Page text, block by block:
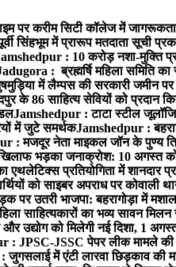
पर करीम सिटी कॉलेज में
सिंहभूम में प्रारूप मतदाता सूची
: 10 करोड़ नशा-मुक्ति
: ब्रह्मर्षि महिला समिति
में लैम्पस की सरकारी जमीन
86 साहित्य सेवियों को प्रदान
Jamshedpur : टाटा स्टील
में जुटे समर्थकJamshedpur :
: मजदूर नेता माइकल जॉन के पुण्य
खिलाफ भड़का जनाक्रोश: 10 अगस्त
एथलेटिक्स प्रतियोगिता में शानदार
को साइबर अपराध पर कोवाली
पर उतरी भाजपा: बहरागोड़ा में
साहित्यकारों का भव्य सावन
उद्योग को मिलेगी नई दिशा, 1
: JPSC-JSSC पेपर लीक मामले
में एंटी लारवा छिड़काव की